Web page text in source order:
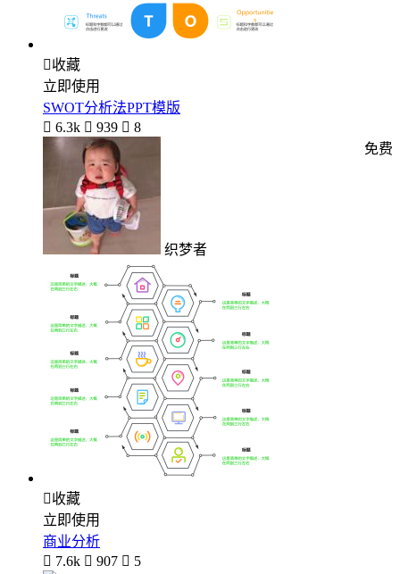
收藏
立即使用
SWOT分析法PPT模版
 6.3k  939  8
织梦者
免费
收藏
立即使用
商业分析
 7.6k  907  5